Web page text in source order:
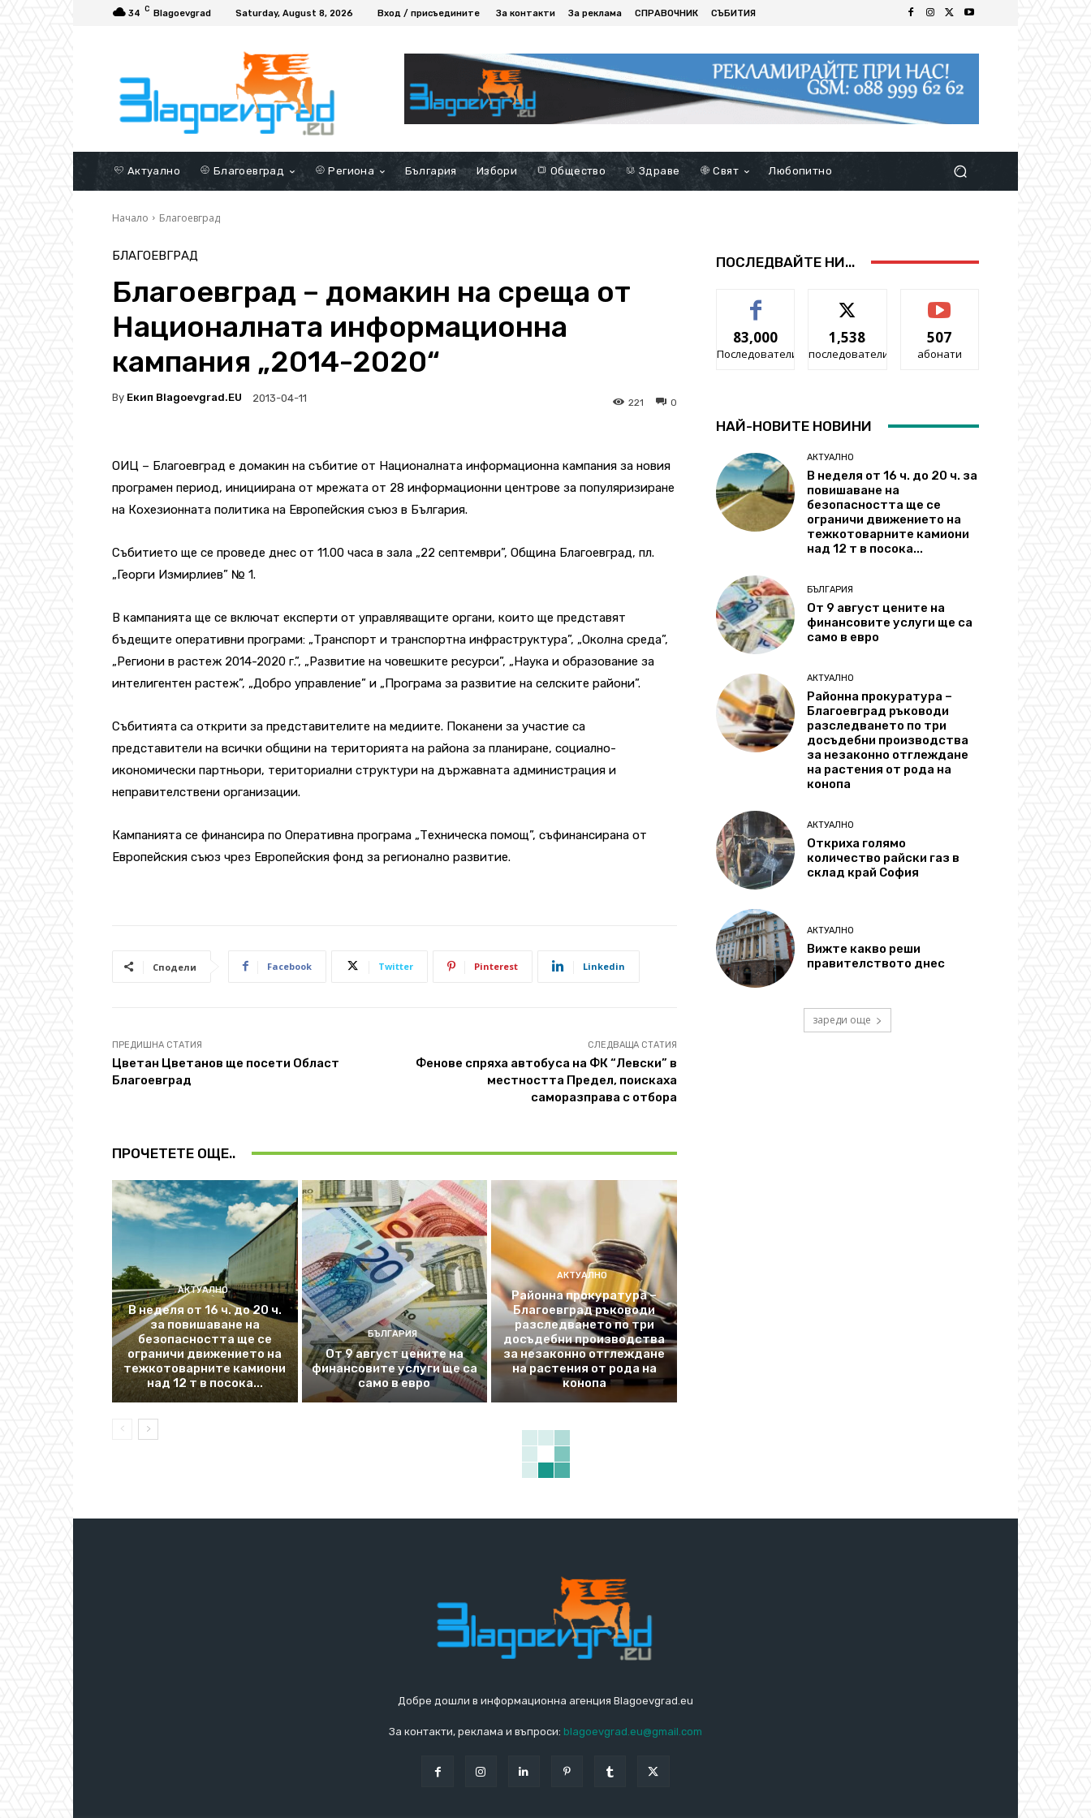
34 C Blagoevgrad Saturday, August 8, 2026 Вход / присъедините За контакти За реклама СПРАВОЧНИК СЪБИТИЯ
Актуално Благоевград Региона България Избори Общество Здраве Свят Любопитно
Начало Благоевград
БЛАГОЕВГРАД
Благоевград – домакин на среща от
Националната информационна
кампания „2014-2020“
By Екип Blagoevgrad.EU 2013-04-11 0
221
ОИЦ – Благоевград е домакин на събитие от Националната информационна кампания за новия
програмен период, инициирана от мрежата от 28 информационни центрове за популяризиране
на Кохезионната политика на Европейския съюз в България.
Събитието ще се проведе днес от 11.00 часа в зала „22 септември”, Община Благоевград, пл.
„Георги Измирлиев” № 1.
В кампанията ще се включат експерти от управляващите органи, които ще представят
бъдещите оперативни програми: „Транспорт и транспортна инфраструктура”, „Околна среда”,
„Региони в растеж 2014-2020 г.”, „Развитие на човешките ресурси”, „Наука и образование за
интелигентен растеж”, „Добро управление” и „Програма за развитие на селските райони”.
Събитията са открити за представителите на медиите. Поканени за участие са
представители на всички общини на територията на района за планиране, социално-
икономически партньори, териториални структури на държавната администрация и
неправителствени организации.
Кампанията се финансира по Оперативна програма „Техническа помощ”, съфинансирана от
Европейския съюз чрез Европейския фонд за регионално развитие.
Сподели Facebook Twitter Pinterest Linkedin
ПРЕДИШНА СТАТИЯ
Цветан Цветанов ще посети Област
Благоевград
СЛЕДВАЩА СТАТИЯ
Фенове спряха автобуса на ФК “Левски” в
местността Предел, поискаха
саморазправа с отбора
ПРОЧЕТЕТЕ ОЩЕ..
АКТУАЛНО
В неделя от 16 ч. до 20 ч.
за повишаване на
безопасността ще се
ограничи движението на
тежкотоварните камиони
над 12 т в посока...
БЪЛГАРИЯ
От 9 август цените на
финансовите услуги ще са
само в евро
АКТУАЛНО
Районна прокуратура –
Благоевград ръководи
разследването по три
досъдебни производства
за незаконно отглеждане
на растения от рода на
конопа
ПОСЛЕДВАЙТЕ НИ...
83,000
Последователи
1,538
последователи
507
абонати
НАЙ-НОВИТЕ НОВИНИ
АКТУАЛНО
В неделя от 16 ч. до 20 ч. за
повишаване на
безопасността ще се
ограничи движението на
тежкотоварните камиони
над 12 т в посока...
БЪЛГАРИЯ
От 9 август цените на
финансовите услуги ще са
само в евро
АКТУАЛНО
Районна прокуратура –
Благоевград ръководи
разследването по три
досъдебни производства
за незаконно отглеждане
на растения от рода на
конопа
АКТУАЛНО
Откриха голямо
количество райски газ в
склад край София
АКТУАЛНО
Вижте какво реши
правителството днес
зареди още
Добре дошли в информационна агенция Blagoevgrad.eu
За контакти, реклама и въпроси: blagoevgrad.eu@gmail.com